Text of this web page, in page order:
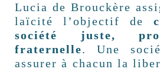
Lucia de Brouckère
laïcité l’objectif de
société juste,
fraternelle. Une
assurer à chacun la